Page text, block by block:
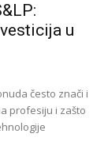
u
često znači i
profesiju i zašto